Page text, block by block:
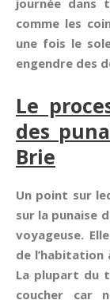
journée dans
comme les
une fois le
engendre des
Le
des
Brie
Un point sur
sur la punaise
voyageuse.
de l’habitation
La plupart du
coucher car